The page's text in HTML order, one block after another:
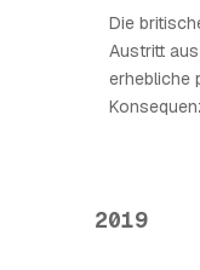
Die
Austritt
erhebliche
2019